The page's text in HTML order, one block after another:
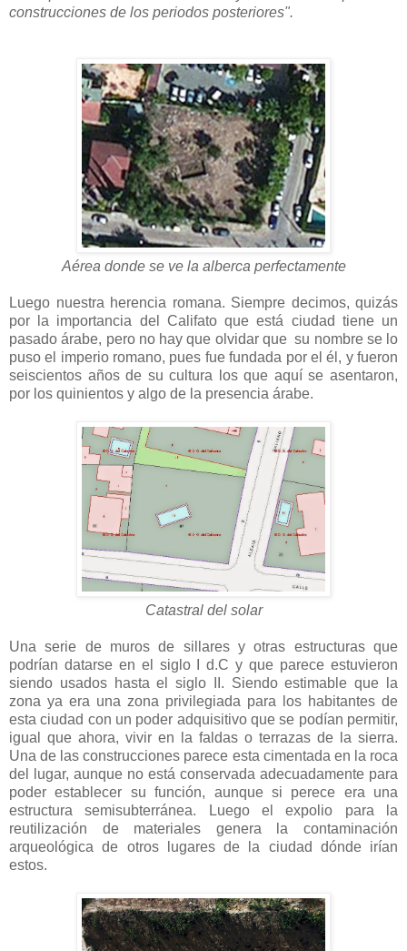
construcciones de los periodos posteriores".
Aérea donde se ve la alberca perfectamente
Luego nuestra herencia romana. Siempre decimos, quizás
por la importancia del Califato que está ciudad tiene un
pasado árabe, pero no hay que olvidar que su nombre se lo
puso el imperio romano, pues fue fundada por el él, y fueron
seiscientos años de su cultura los que aquí se asentaron,
por los quinientos y algo de la presencia árabe.
Catastral del solar
Una serie de muros de sillares y otras estructuras que
podrían datarse en el siglo I d.C y que parece estuvieron
siendo usados hasta el siglo II. Siendo estimable que la
zona ya era una zona privilegiada para los habitantes de
esta ciudad con un poder adquisitivo que se podían permitir,
igual que ahora, vivir en la faldas o terrazas de la sierra.
Una de las construcciones parece esta cimentada en la roca
del lugar, aunque no está conservada adecuadamente para
poder establecer su función, aunque si perece era una
estructura semisubterránea. Luego el expolio para la
reutilización de materiales genera la contaminación
arqueológica de otros lugares de la ciudad dónde irían
estos.